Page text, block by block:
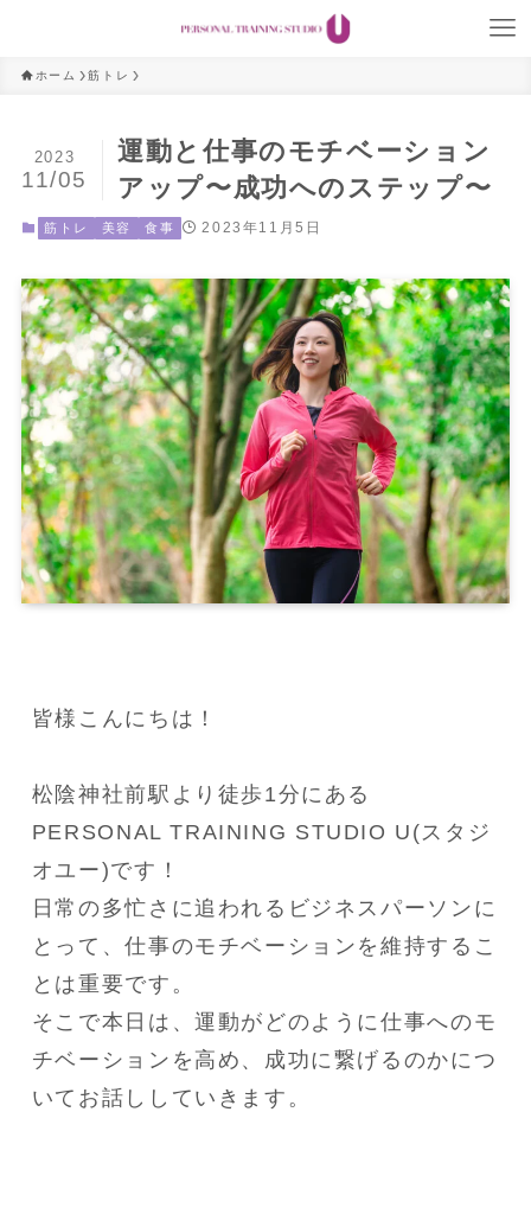
ホーム 筋トレ
運動と仕事のモチベーション
アップ〜成功へのステップ〜
2023
11/05
筋トレ 美容 食事 2023年11月5日
皆様こんにちは！
松陰神社前駅より徒歩1分にある
PERSONAL TRAINING STUDIO U(スタジ
オユー)です！
日常の多忙さに追われるビジネスパーソンに
とって、仕事のモチベーションを維持するこ
とは重要です。
そこで本日は、運動がどのように仕事へのモ
チベーションを高め、成功に繋げるのかにつ
いてお話ししていきます。